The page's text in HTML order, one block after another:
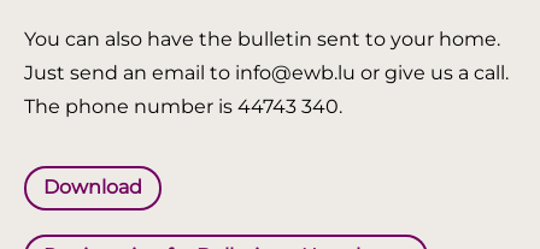
You can also have the bulletin sent to your home.
Just send an email to info@ewb.lu or give us a call.
The phone number is 44743 340.
Download